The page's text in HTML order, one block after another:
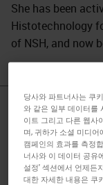
She has been
Histotechnology
of NSH, and now
Linda
당사와 파트너사는 쿠
와 같은 일부 데이터를
이트 그리고 다른 웹사
며, 귀하가 소셜 미디
캠페인의 효과를 측정
너사와 이 데이터 공유
설정' 섹션에서 언제든
대한 자세한 내용은 쿠